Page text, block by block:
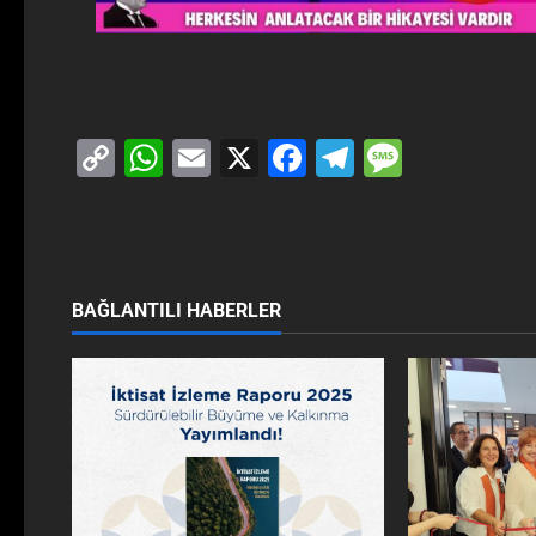
CopyWhatsApp
Email
X Facebook
Telegram
BAĞLANTILI HABERLER